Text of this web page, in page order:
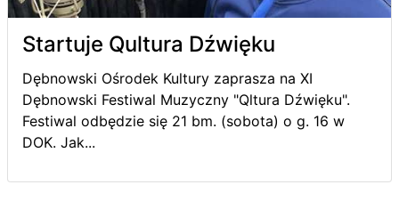
Startuje Qultura Dźwięku
Dębnowski Ośrodek Kultury zaprasza na XI
Dębnowski Festiwal Muzyczny "Qltura Dźwięku".
Festiwal odbędzie się 21 bm. (sobota) o g. 16 w
DOK. Jak...